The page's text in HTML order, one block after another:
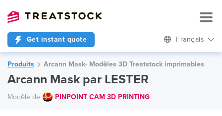
Get instant quote Français
Produits Arcann Mask- Modèles 3D Treatstock imprimables
Arcann Mask par LESTER
Modèle de PINPOINT CAM 3D PRINTING